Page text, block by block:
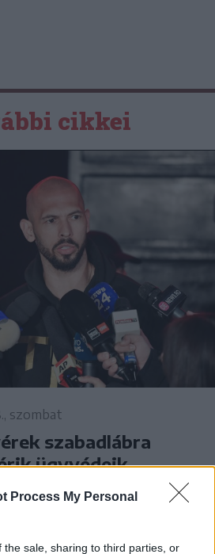
Process My Personal
the sale, sharing to third parties, or
cikkei
szombat
szabadlábra
ügyvédeik